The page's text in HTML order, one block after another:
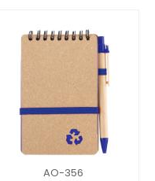
AO-356